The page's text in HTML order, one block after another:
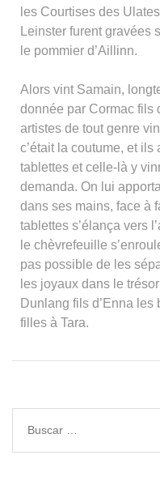
les Courtises des
Leinster furent gravées
le pommier d’Aillinn.
Alors vint Samain,
donnée par Cormac fils
artistes de tout genre
c’était la coutume, et
tablettes et celle-là y
demanda. On lui
dans ses mains, face à
tablettes s’élança vers
le chèvrefeuille
pas possible de les
les joyaux dans le
Dunlang fils d’Enna
filles à Tara.